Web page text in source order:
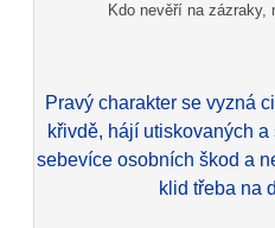
Kdo nevěří na zázraky,
Pravý charakter se vyzná
křivdě, hájí utiskovaných
sebevíce osobních škod a
klid třeba na